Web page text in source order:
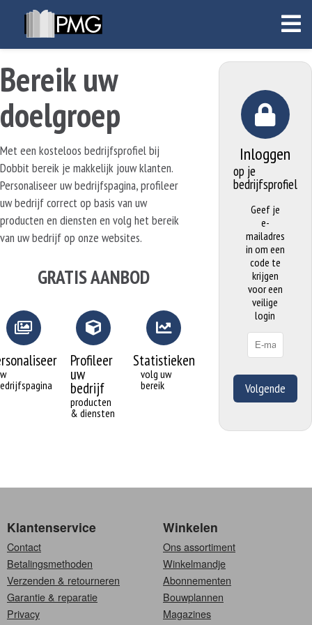
Bereik uw
doelgroep
Met een kosteloos bedrijfsprofiel bij
Dobbit bereik je makkelijk jouw klanten.
Personaliseer uw bedrijfspagina, profileer
uw bedrijf correct op basis van uw
producten en diensten en volg het bereik
van uw bedrijf op onze websites.
GRATIS AANBOD
Profileer
uw
bedrijf
producten
& diensten
Statistieken
volg uw
bereik
Inloggen
op je
bedrijfsprofiel
Geef je
e-
mailadres
in om een
code te
krijgen
voor een
veilige
login
Volgende
Klantenservice
Contact
Betalingsmethoden
Verzenden & retourneren
Garantie & reparatie
Privacy
Winkelen
Ons assortiment
Winkelmandje
Abonnementen
Bouwplannen
Magazines